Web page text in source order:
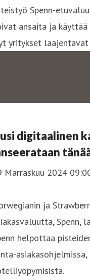
Spenn-
ansaita ja käyttää
yritykset
digitaalinen
Marraskuu 2024
ja
Spenn,
helpottaa